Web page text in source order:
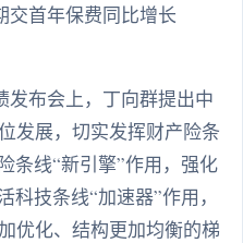
交首年保费同比增长
发布会上，丁向群提出中
发展，切实发挥财产险条
条线“新引擎”作用，强化
技条线“加速器”作用，
优化、结构更加均衡的梯